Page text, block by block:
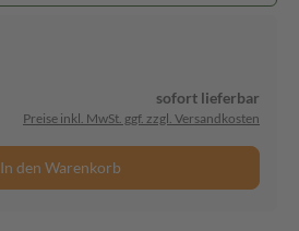
sofort lieferbar
Preise inkl. MwSt. ggf. zzgl. Versandkosten
In den Warenkorb